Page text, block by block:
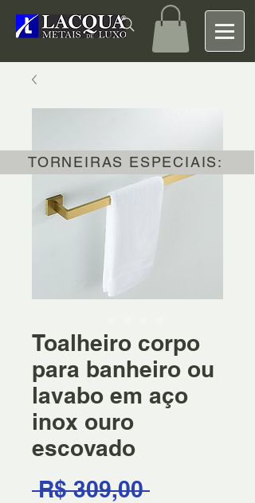
Toalheiro corpo
para banheiro ou
lavabo em aço
inox ouro
escovado
R$ 309,00 Preço
TORNEIRAS ESPECIAIS: